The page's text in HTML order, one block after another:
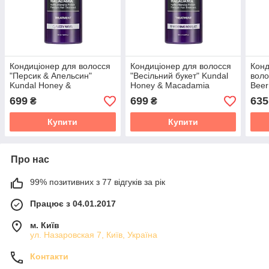
Кондиціонер для волосся
"Персик & Апельсин"
Kundal Honey &
Macadamia Treatment
Fuzzy Navel 500 мл
699 ₴
Купити
Кондиціонер для волосся
"Весільний букет" Kundal
Honey & Macadamia
Treatment Wedding
Bouquet 500 мл
699₴
Купити
635
Про нас
99% позитивних з 77 відгуків за рік
Працює з 04.01.2017
м. Київ
ул. Назаровская 7, Київ, Україна
Контакти